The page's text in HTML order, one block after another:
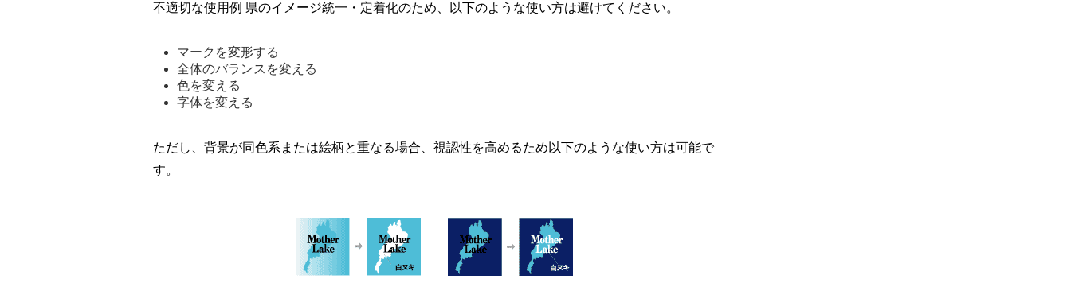
不適切な使用例 県のイメージ統一・定着化のため、以下のような使い方は避けてください。
マークを変形する
全体のバランスを変える
色を変える
字体を変える
ただし、背景が同色系または絵柄と重なる場合、視認性を高めるため以下のような使い方は可能で
す。